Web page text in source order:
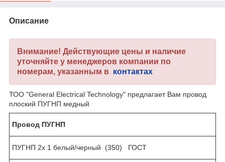
Описание
Внимание! Действующие цены и наличие
уточняйте у менеджеров компании по
номерам, указанным в контактах
ТОО "General Electrical Technology" предлагает Вам провод
плоский ПУГНП медный
Провод ПУГНП
ПУГНП 2х 1 белый/черный (350) ГОСТ